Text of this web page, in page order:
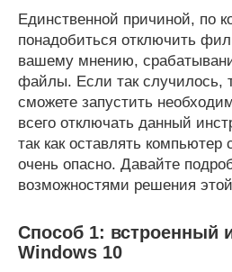
Единственной причиной, по
понадобиться отключить
вашему мнению,
файлы. Если так случилось,
сможете запустить
всего отключать данный
так как оставлять
очень опасно. Давайте
возможностями решения
Способ 1: встроенный
Windows 10